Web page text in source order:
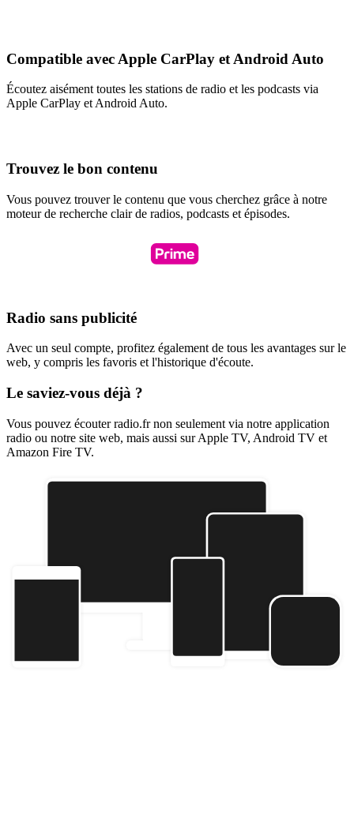
Compatible avec Apple CarPlay et Android Auto
Écoutez aisément toutes les stations de radio et les podcasts via
Apple CarPlay et Android Auto.
Trouvez le bon contenu
Vous pouvez trouver le contenu que vous cherchez grâce à notre
moteur de recherche clair de radios, podcasts et épisodes.
Radio sans publicité
Avec un seul compte, profitez également de tous les avantages sur le
web, y compris les favoris et l'historique d'écoute.
Le saviez-vous déjà ?
Vous pouvez écouter radio.fr non seulement via notre application
radio ou notre site web, mais aussi sur Apple TV, Android TV et
Amazon Fire TV.